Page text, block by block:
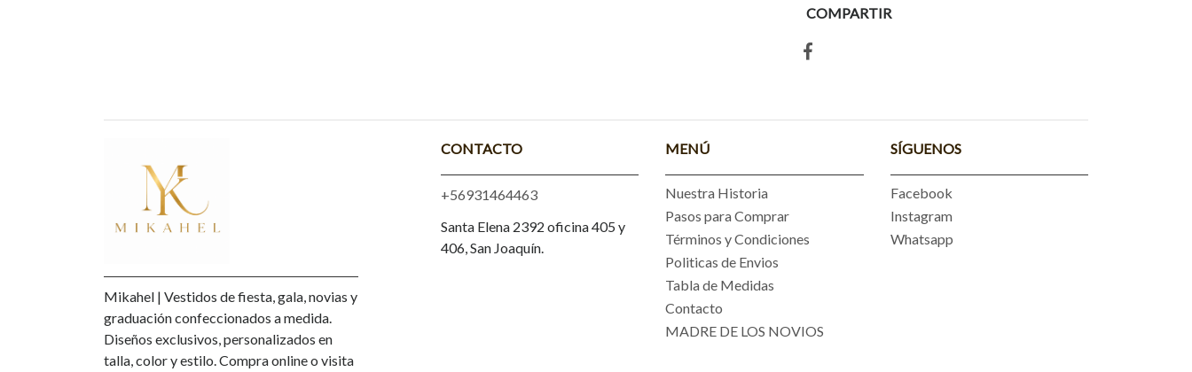
COMPARTIR
Mikahel | Vestidos de fiesta, gala, novias y
graduación confeccionados a medida.
Diseños exclusivos, personalizados en
talla, color y estilo. Compra online o visita
CONTACTO
+56931464463
Santa Elena 2392 oficina 405 y
406, San Joaquín.
MENÚ
Nuestra Historia
Pasos para Comprar
Términos y Condiciones
Politicas de Envios
Tabla de Medidas
Contacto
MADRE DE LOS NOVIOS
SÍGUENOS
Facebook
Instagram
Whatsapp